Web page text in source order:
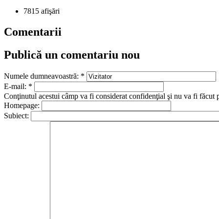
7815 afişări
Comentarii
Publică un comentariu nou
Numele dumneavoastră: *
E-mail: *
Conţinutul acestui câmp va fi considerat confidenţial şi nu va fi făcut
Homepage:
Subiect: